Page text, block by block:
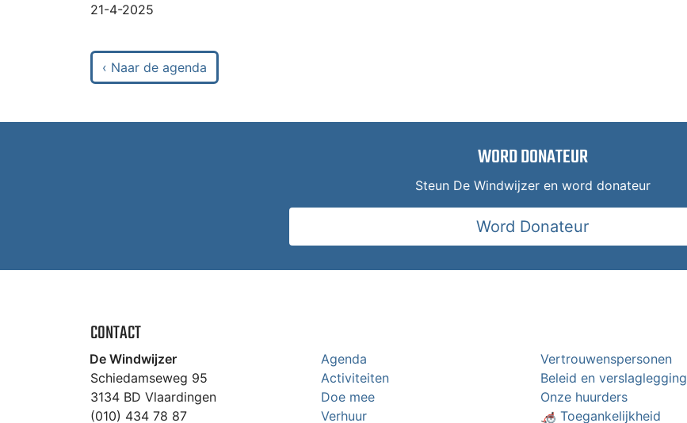
21-4-2025
‹ Naar de agenda
WORD DONATEUR
Steun De Windwijzer en word donateur
Word Donateur
CONTACT
De Windwijzer
Schiedamseweg 95
3134 BD Vlaardingen
(010) 434 78 87
Agenda
Activiteiten
Doe mee
Verhuur
Vertrouwenspersonen
Beleid en verslaglegging
Onze huurders
🦽 Toegankelijkheid